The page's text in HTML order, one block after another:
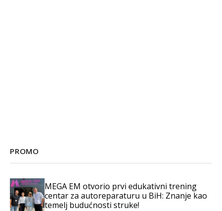
PROMO
MEGA EM otvorio prvi edukativni trening
centar za autoreparaturu u BiH: Znanje kao
temelj budućnosti struke!